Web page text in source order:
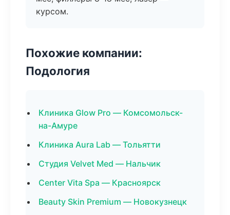
курсом.
Похожие компании:
Подология
Клиника Glow Pro — Комсомольск-
на-Амуре
Клиника Aura Lab — Тольятти
Студия Velvet Med — Нальчик
Center Vita Spa — Красноярск
Beauty Skin Premium — Новокузнецк